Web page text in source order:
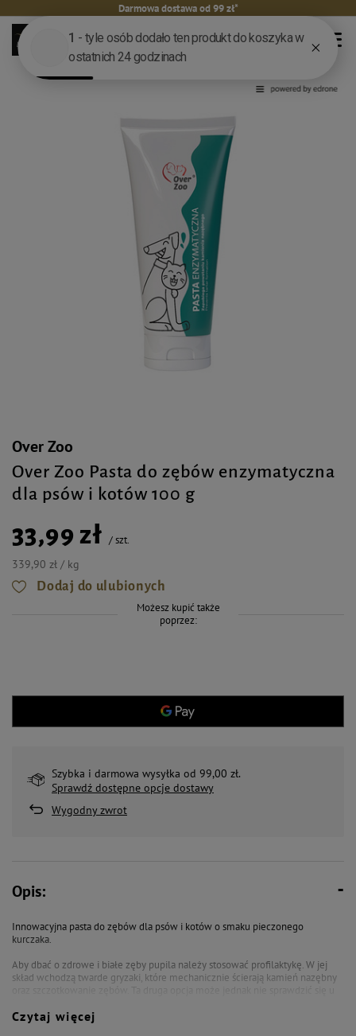
Darmowa dostawa od 99 zł*
Over Zoo
Over Zoo Pasta do zębów enzymatyczna
dla psów i kotów 100 g
33,99 zł /szt.
339,90 zł / kg
Dodaj do ulubionych
Możesz kupić także
poprzez:
Szybka i darmowa wysyłka od 99,00 zł.
Sprawdź dostępne opcje dostawy
Wygodny zwrot
Opis:
Innowacyjna pasta do zębów dla psów i kotów o smaku pieczonego
kurczaka.
Aby dbać o zdrowe i białe zęby pupila należy stosować profilaktykę. W jej
skład wchodzą twarde gryzaki, które mechanicznie ścierają kamień nazębny
Czytaj więcej